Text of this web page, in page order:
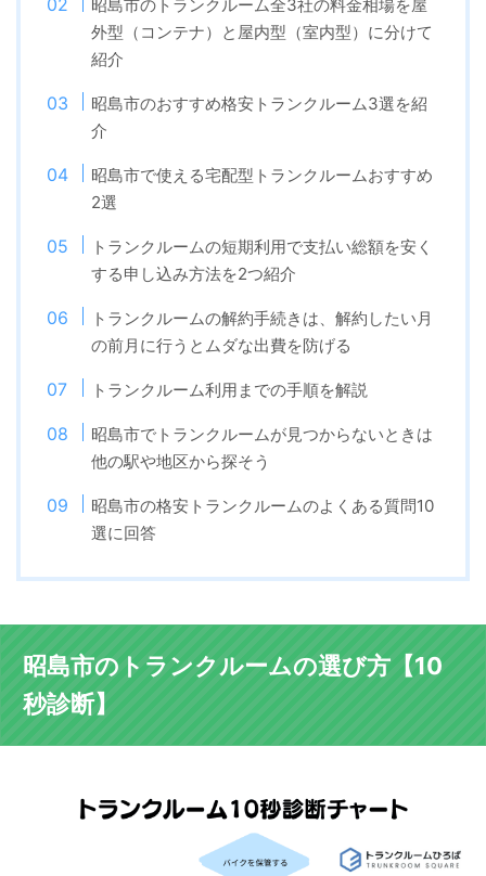
昭島市のトランクルーム全3社の料金相場を屋
外型（コンテナ）と屋内型（室内型）に分けて
紹介
昭島市のおすすめ格安トランクルーム3選を紹
介
昭島市で使える宅配型トランクルームおすすめ
2選
トランクルームの短期利用で支払い総額を安く
する申し込み方法を2つ紹介
トランクルームの解約手続きは、解約したい月
の前月に行うとムダな出費を防げる
トランクルーム利用までの手順を解説
昭島市でトランクルームが見つからないときは
他の駅や地区から探そう
昭島市の格安トランクルームのよくある質問10
選に回答
昭島市のトランクルームの選び方【10
秒診断】